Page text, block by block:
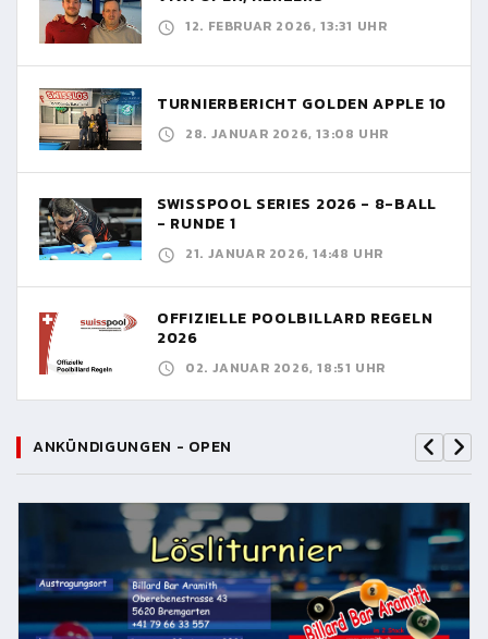
12. FEBRUAR 2026, 13:31 UHR
TURNIERBERICHT GOLDEN APPLE 10
28. JANUAR 2026, 13:08 UHR
SWISSPOOL SERIES 2026 - 8-BALL
- RUNDE 1
21. JANUAR 2026, 14:48 UHR
OFFIZIELLE POOLBILLARD REGELN
2026
02. JANUAR 2026, 18:51 UHR
ANKÜNDIGUNGEN - OPEN